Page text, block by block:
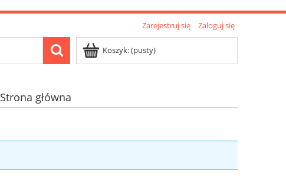
Zarejestruj się
Zaloguj się
Koszyk:(pusty)
Strona główna